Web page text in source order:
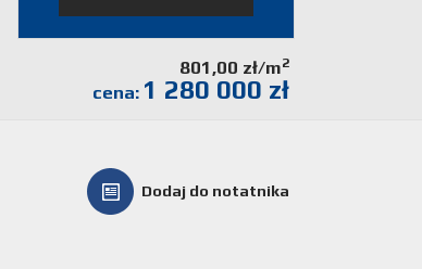
801,00 zł/m2
cena: 1 280 000 zł
Dodaj do notatnika